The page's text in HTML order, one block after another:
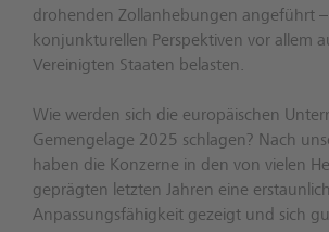
drohenden Zollanhebungen angeführt –
konjunkturellen Perspektiven vor allem
Vereinigten Staaten belasten.
Wie werden sich die europäischen
Gemengelage 2025 schlagen? Nach
haben die Konzerne in den von vielen
geprägten letzten Jahren eine
Anpassungsfähigkeit gezeigt und sich